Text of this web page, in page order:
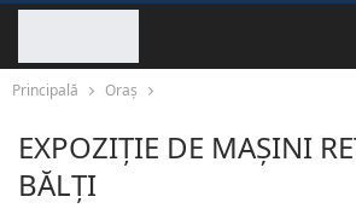
Principală Oraș
EXPOZIȚIE DE MAȘINI
BĂLȚI